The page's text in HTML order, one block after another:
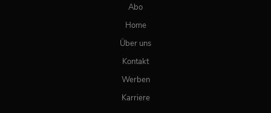
Abo
Home
Über uns
Kontakt
Werben
Karriere